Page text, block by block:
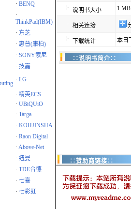
· BENQ
·
ThinkPad(IBM)
· 东芝
· 惠普(康柏)
· SONY索尼
· 技嘉
· LG
· 精英ECS
· UBiQUiO
· Targa
· KOHJINSHA
· Raon Digital
· Above-Net
· 纽曼
· TDE台德
· 七喜
· 七彩虹
说明书大小 1 MB
相关连接
下载统计 本日
∷说明书简介∷
∷赞助商链接∷